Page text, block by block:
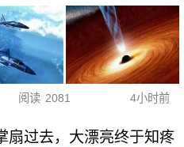
阅读 2081 4小时前
扇过去，大漂亮终于知疼